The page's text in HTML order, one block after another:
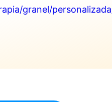
granel/